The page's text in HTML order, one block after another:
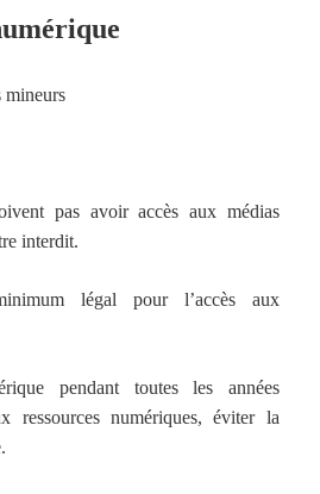
mineurs
pas avoir accès aux médias
interdit.
légal pour l’accès aux
pendant toutes les années
ressources numériques, éviter la